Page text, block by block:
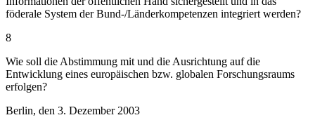
föderale System der Bund-/Länderkompetenzen integriert werden?
8
Wie soll die Abstimmung mit und die Ausrichtung auf die
Entwicklung eines europäischen bzw. globalen Forschungsraums
erfolgen?
Berlin, den 3. Dezember 2003